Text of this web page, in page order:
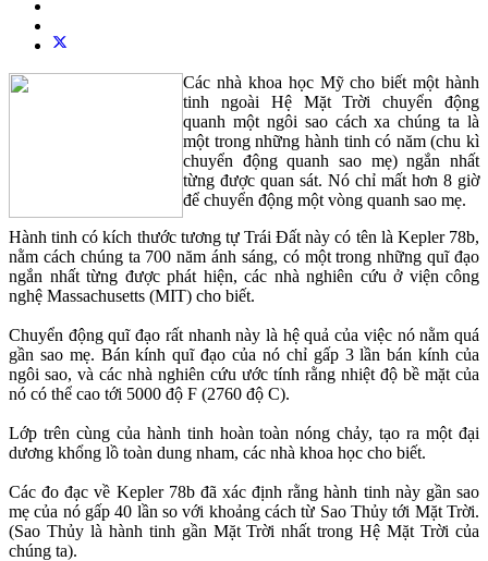
Các nhà khoa học Mỹ cho biết một hành
tinh ngoài Hệ Mặt Trời chuyển động
quanh một ngôi sao cách xa chúng ta là
một trong những hành tinh có năm (chu kì
chuyển động quanh sao mẹ) ngắn nhất
từng được quan sát. Nó chỉ mất hơn 8 giờ
để chuyển động một vòng quanh sao mẹ.
Hành tinh có kích thước tương tự Trái Đất này có tên là Kepler 78b,
nằm cách chúng ta 700 năm ánh sáng, có một trong những quĩ đạo
ngắn nhất từng được phát hiện, các nhà nghiên cứu ở viện công
nghệ Massachusetts (MIT) cho biết.
Chuyển động quĩ đạo rất nhanh này là hệ quả của việc nó nằm quá
gần sao mẹ. Bán kính quĩ đạo của nó chỉ gấp 3 lần bán kính của
ngôi sao, và các nhà nghiên cứu ước tính rằng nhiệt độ bề mặt của
nó có thể cao tới 5000 độ F (2760 độ C).
Lớp trên cùng của hành tinh hoàn toàn nóng chảy, tạo ra một đại
dương khổng lồ toàn dung nham, các nhà khoa học cho biết.
Các đo đạc về Kepler 78b đã xác định rằng hành tinh này gần sao
mẹ của nó gấp 40 lần so với khoảng cách từ Sao Thủy tới Mặt Trời.
(Sao Thủy là hành tinh gần Mặt Trời nhất trong Hệ Mặt Trời của
chúng ta).